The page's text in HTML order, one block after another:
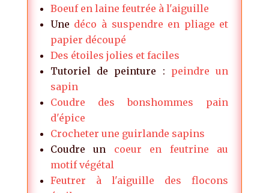
Boeuf en laine feutrée à l'aiguille
Une déco à suspendre en pliage et
papier découpé
Des étoiles jolies et faciles
Tutoriel de peinture : peindre un
sapin
Coudre des bonshommes pain
d'épice
Crocheter une guirlande sapins
Coudre un coeur en feutrine au
motif végétal
Feutrer à l'aiguille des flocons